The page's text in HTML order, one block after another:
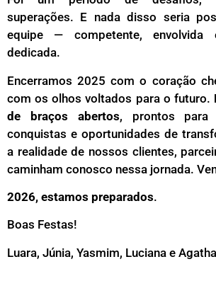
superações. E nada disso seria
equipe — competente, envolvida
dedicada.
Encerramos 2025 com o coração
com os olhos voltados para o futuro.
de braços abertos, prontos para
conquistas e oportunidades de
a realidade de nossos clientes,
caminham conosco nessa jornada.
2026, estamos preparados.
Boas Festas!
Luara, Júnia, Yasmim, Luciana e Agatha